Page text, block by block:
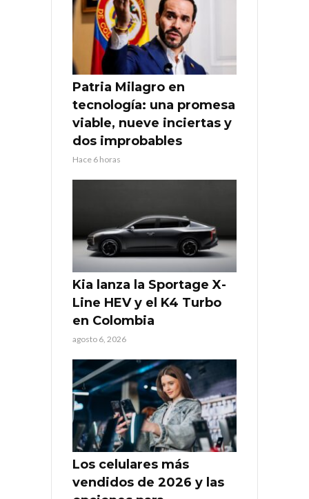
Patria Milagro en
tecnología: una promesa
viable, nueve inciertas y
dos improbables
Hace 6 horas
Kia lanza la Sportage X-
Line HEV y el K4 Turbo
en Colombia
agosto 6, 2026
Los celulares más
vendidos de 2026 y las